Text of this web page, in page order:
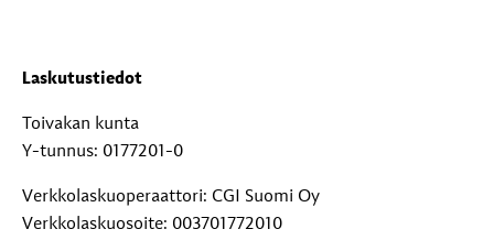
Laskutustiedot
Toivakan kunta
Y-tunnus: 0177201-0
Verkkolaskuoperaattori: CGI Suomi Oy
Verkkolaskuosoite: 003701772010